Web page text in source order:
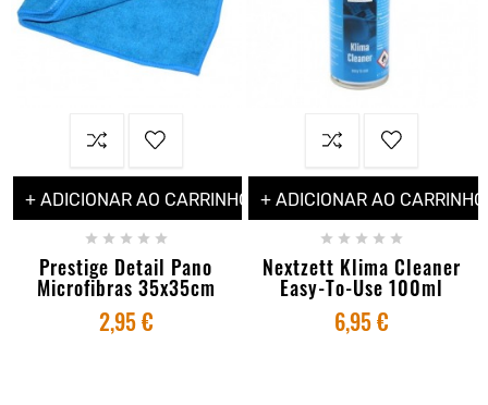
+ ADICIONAR AO CARRINHO
    
Prestige Detail Pano
Microfibras 35x35cm
2,95 €
+ ADICIONAR AO CARRINHO
    
Nextzett Klima Cleaner
Easy-To-Use 100ml
6,95 €